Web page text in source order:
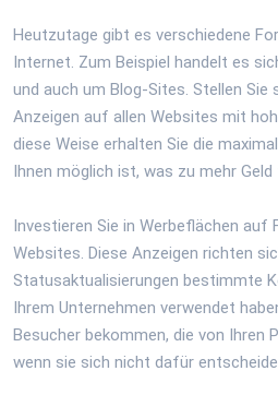
Heutzutage gibt es verschiedene
Internet. Zum Beispiel handelt es
und auch um Blog-Sites. Stellen Sie
Anzeigen auf allen Websites mit
diese Weise erhalten Sie die
Ihnen möglich ist, was zu mehr
Investieren Sie in Werbeflächen auf
Websites. Diese Anzeigen richten
Statusaktualisierungen bestimmte
Ihrem Unternehmen verwendet
Besucher bekommen, die von Ihren
wenn sie sich nicht dafür